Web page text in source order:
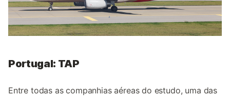
Portugal: TAP
Entre todas as companhias aéreas do estudo, uma das